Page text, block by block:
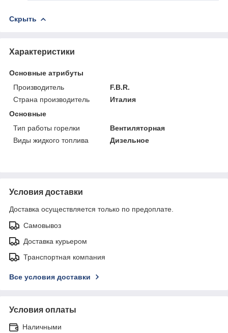
Скрыть
Характеристики
Основные атрибуты
Производитель
F.B.R.
Страна производитель
Италия
Основные
Тип работы горелки
Вентиляторная
Виды жидкого топлива
Дизельное
Условия доставки
Доставка осуществляется только по предоплате.
Самовывоз
Доставка курьером
Транспортная компания
Все условия доставки
Условия оплаты
Наличными